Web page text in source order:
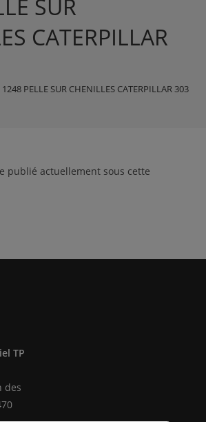
SUR
CATERPILLAR
1248 PELLE SUR CHENILLES CATERPILLAR 303 CR
publié actuellement sous cette
TP
des